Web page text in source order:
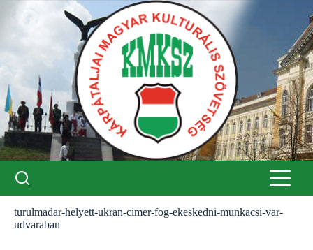
turulmadar-helyett-ukran-cimer-fog-ekeskedni-munkacsi-var-
udvaraban